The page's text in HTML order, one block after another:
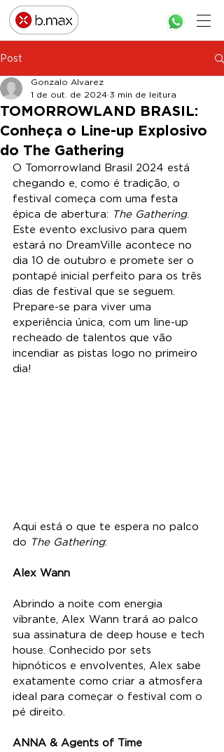
Post
TOMORROWLAND BRASIL:
Conheça o Line-up Explosivo
do The Gathering
Gonzalo Alvarez
1 de out. de 2024 3 min de leitura
O Tomorrowland Brasil 2024 está
chegando e, como é tradição, o
festival começa com uma festa
épica de abertura: The Gathering.
Este evento exclusivo para quem
estará no DreamVille acontece no
dia 10 de outubro e promete ser o
pontapé inicial perfeito para os três
dias de festival que se seguem.
Prepare-se para viver uma
experiência única, com um line-up
recheado de talentos que vão
incendiar as pistas logo no primeiro
dia!
Aqui está o que te espera no palco
do The Gathering:
Alex Wann
Abrindo a noite com energia
vibrante, Alex Wann trará ao palco
sua assinatura de deep house e tech
house. Conhecido por sets
hipnóticos e envolventes, Alex sabe
exatamente como criar a atmosfera
ideal para começar o festival com o
pé direito.
ANNA & Agents of Time